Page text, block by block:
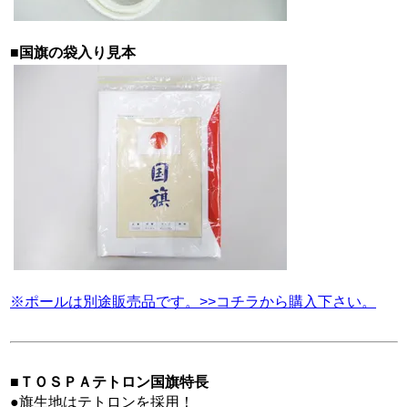
■ 国旗の袋入り見本
※ポールは別途販売品です。>>コチラから購入下さい。
■ ＴＯＳＰＡテトロン国旗特長
●旗生地はテトロンを採用！